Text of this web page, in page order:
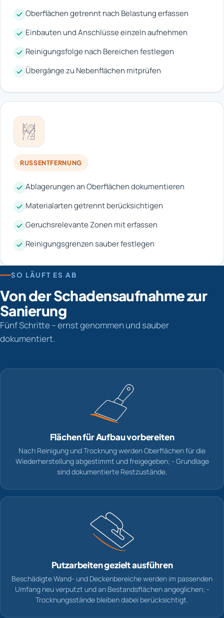
Oberflächen getrennt nach Belastung erfassen
Einbauten und Anschlüsse einzeln aufnehmen
Reinigungsfolge nach Bereichen festlegen
Übergänge zu Nebenflächen mitprüfen
RUSSENTFERNUNG
Ablagerungen an Oberflächen dokumentieren
Materialarten getrennt berücksichtigen
Geruchsrelevante Zonen mit erfassen
Reinigungsgrenzen sauber festlegen
SO LÄUFT ES AB
Von der Schadensaufnahme zur
Sanierung
Fünf Schritte – ernst genommen und sauber
dokumentiert.
Flächen für Aufbau vorbereiten
Nach Reinigung und Trocknung werden Oberflächen für die
Wiederherstellung abgestimmt und freigegeben; - Grundlage
sind dokumentierte Restzustände.
Putzarbeiten gezielt ausführen
Beschädigte Wand- und Deckenbereiche werden im passenden
Umfang neu verputzt und an Bestandsflächen angeglichen; -
Trocknungsstände bleiben dabei berücksichtigt.